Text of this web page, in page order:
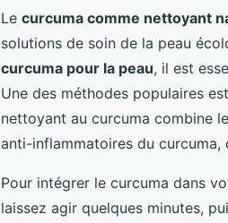
Le curcuma comme nettoyant
solutions de soin de la peau
curcuma pour la peau, il est
Une des méthodes populaires
nettoyant au curcuma combine
anti-inflammatoires du curcuma,
Pour intégrer le curcuma dans
laissez agir quelques minutes,